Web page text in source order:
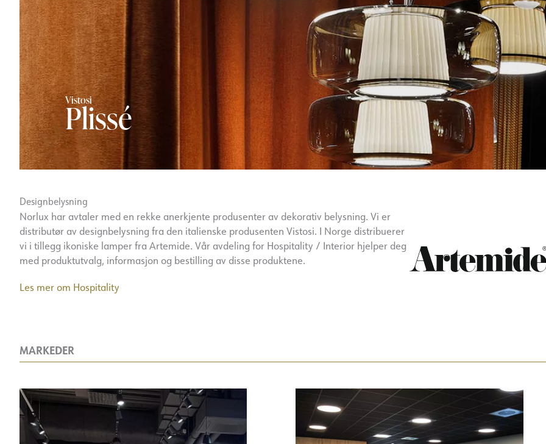
Vistosi
Plissé
Vistosi
Puppet Ring
Designbelysning
Norlux har avtaler med en rekke anerkjente produsenter av dekorativ belysning. Vi er
distributør av designbelysning fra den italienske produsenten Vistosi. I Norge distribuerer
vi i tillegg ikoniske lamper fra Artemide. Vår avdeling for Hospitality / Interior hjelper deg
med produktutvalg, informasjon og bestilling av disse produktene.
Les mer om Hospitality
MARKEDER